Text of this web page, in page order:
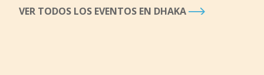
VER TODOS LOS EVENTOS EN DHAKA